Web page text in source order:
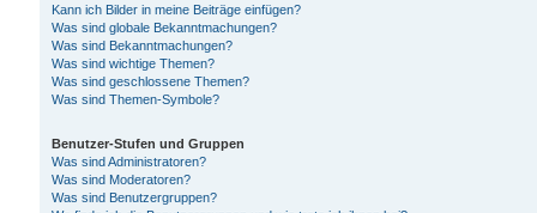
Kann ich Bilder in meine Beiträge einfügen?
Was sind globale Bekanntmachungen?
Was sind Bekanntmachungen?
Was sind wichtige Themen?
Was sind geschlossene Themen?
Was sind Themen-Symbole?
Benutzer-Stufen und Gruppen
Was sind Administratoren?
Was sind Moderatoren?
Was sind Benutzergruppen?